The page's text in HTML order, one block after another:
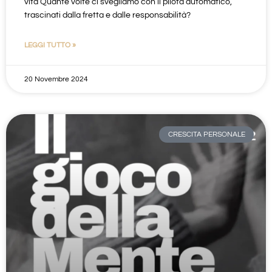
vita Quante volte ci svegliamo con il pilota automatico,
trascinati dalla fretta e dalle responsabilità?
LEGGI TUTTO »
20 Novembre 2024
CRESCITA PERSONALE